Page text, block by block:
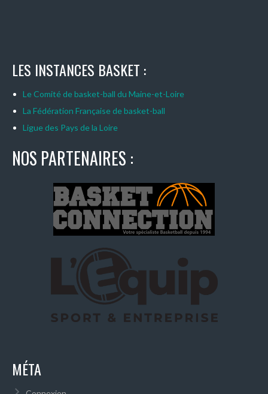
LES INSTANCES BASKET :
Le Comité de basket-ball du Maine-et-Loire
La Fédération Française de basket-ball
Ligue des Pays de la Loire
NOS PARTENAIRES :
MÉTA